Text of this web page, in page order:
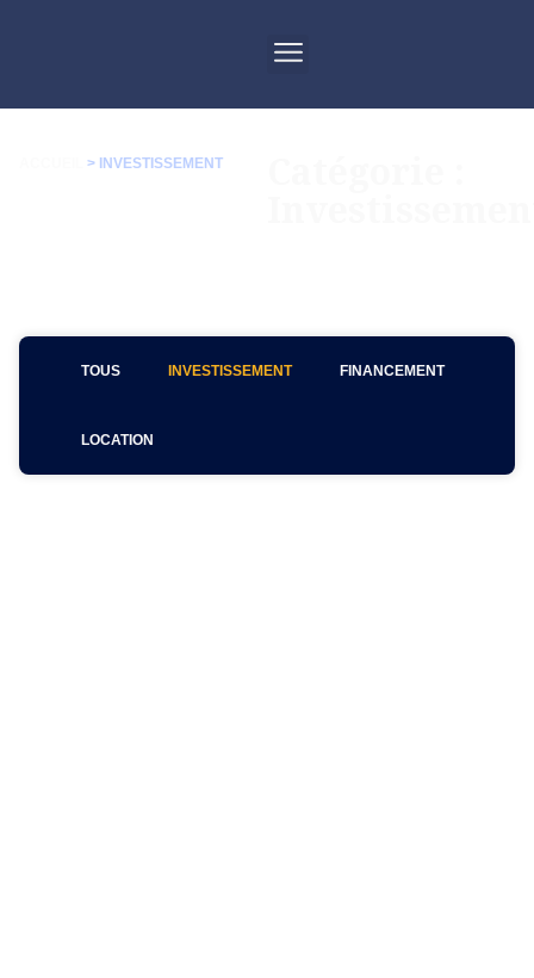
> INVESTISSEMENT
TOUS INVESTISSEMENT FINANCEMENT
LOCATION